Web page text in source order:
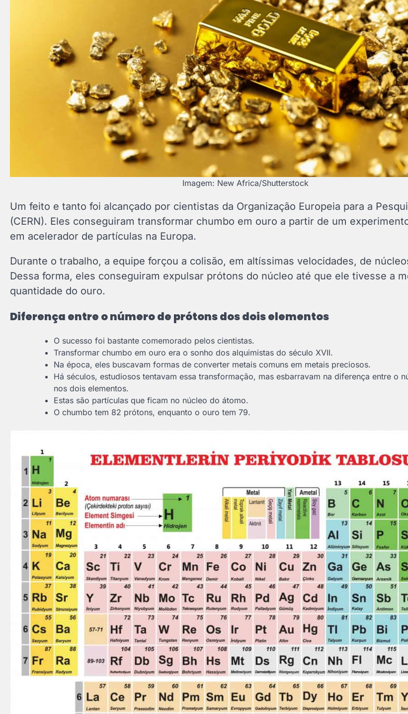
Imagem: New Africa/Shutterstock
Um feito e tanto foi alcançado por cientistas da Organização Europeia para a
(CERN). Eles conseguiram transformar chumbo em ouro a partir de um
em acelerador de partículas na Europa.
Durante o trabalho, a equipe forçou a colisão, em altíssimas velocidades, de
Dessa forma, eles conseguiram expulsar prótons do núcleo até que ele tivesse a
quantidade do ouro.
Diferença entre o número de prótons dos dois elementos
O sucesso foi bastante comemorado pelos cientistas.
Transformar chumbo em ouro era o sonho dos alquimistas do século XVII.
Na época, eles buscavam formas de converter metais comuns em metais preciosos.
Há séculos, estudiosos tentavam essa transformação, mas esbarravam na diferença entre o
nos dois elementos.
Estas são partículas que ficam no núcleo do átomo.
O chumbo tem 82 prótons, enquanto o ouro tem 79.